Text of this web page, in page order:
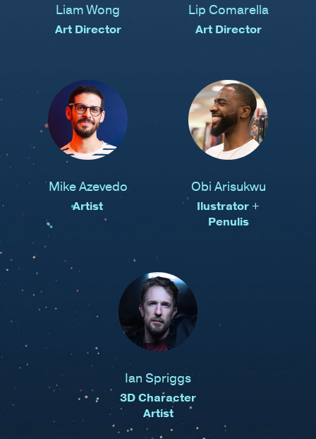
Liam Wong
Art Director
Lip Comarella
Art Director
Mike Azevedo
Artist
Obi Arisukwu
Ilustrator +
Penulis
Ian Spriggs
3D Character
Artist